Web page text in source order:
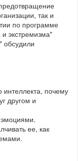
так и
по программе
экстремизма"
обсудили
интеллекта, почему
другом и
ее, как